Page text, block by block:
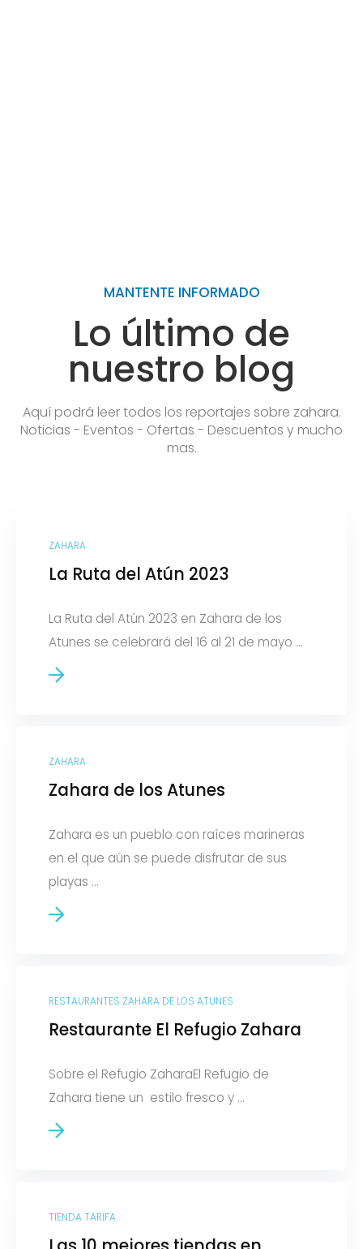
MANTENTE INFORMADO​
Lo último de
nuestro blog
Aquí podrá leer todos los reportajes sobre zahara.
Noticias - Eventos - Ofertas - Descuentos y mucho
mas.
ZAHARA
La Ruta del Atún 2023
La Ruta del Atún 2023 en Zahara de los
Atunes se celebrará del 16 al 21 de mayo ...
ZAHARA
Zahara de los Atunes
Zahara es un pueblo con raíces marineras
en el que aún se puede disfrutar de sus
playas ...
RESTAURANTES ZAHARA DE LOS ATUNES
Restaurante El Refugio Zahara
Sobre el Refugio ZaharaEl Refugio de
Zahara tiene un estilo fresco y ...
TIENDA TARIFA